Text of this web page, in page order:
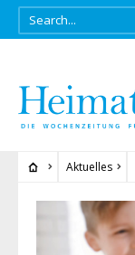
Aktuelles